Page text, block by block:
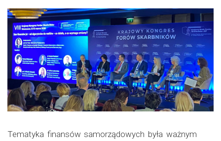
Tematyka finansów samorządowych była ważnym